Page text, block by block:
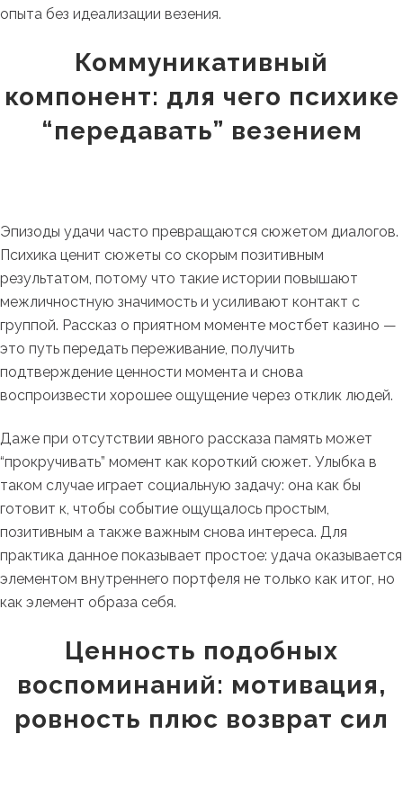
опыта без идеализации везения.
Коммуникативный
компонент: для чего психике
“передавать” везением
Эпизоды удачи часто превращаются сюжетом диалогов.
Психика ценит сюжеты со скорым позитивным
результатом, потому что такие истории повышают
межличностную значимость и усиливают контакт с
группой. Рассказ о приятном моменте мостбет казино —
это путь передать переживание, получить
подтверждение ценности момента и снова
воспроизвести хорошее ощущение через отклик людей.
Даже при отсутствии явного рассказа память может
“прокручивать” момент как короткий сюжет. Улыбка в
таком случае играет социальную задачу: она как бы
готовит к, чтобы событие ощущалось простым,
позитивным а также важным снова интереса. Для
практика данное показывает простое: удача оказывается
элементом внутреннего портфеля не только как итог, но
как элемент образа себя.
Ценность подобных
воспоминаний: мотивация,
ровность плюс возврат сил